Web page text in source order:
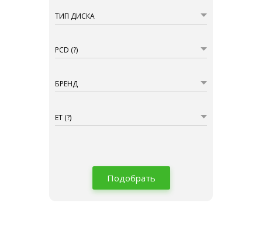
ТИП ДИСКА
PCD (?)
БРЕНД
ET (?)
Подобрать